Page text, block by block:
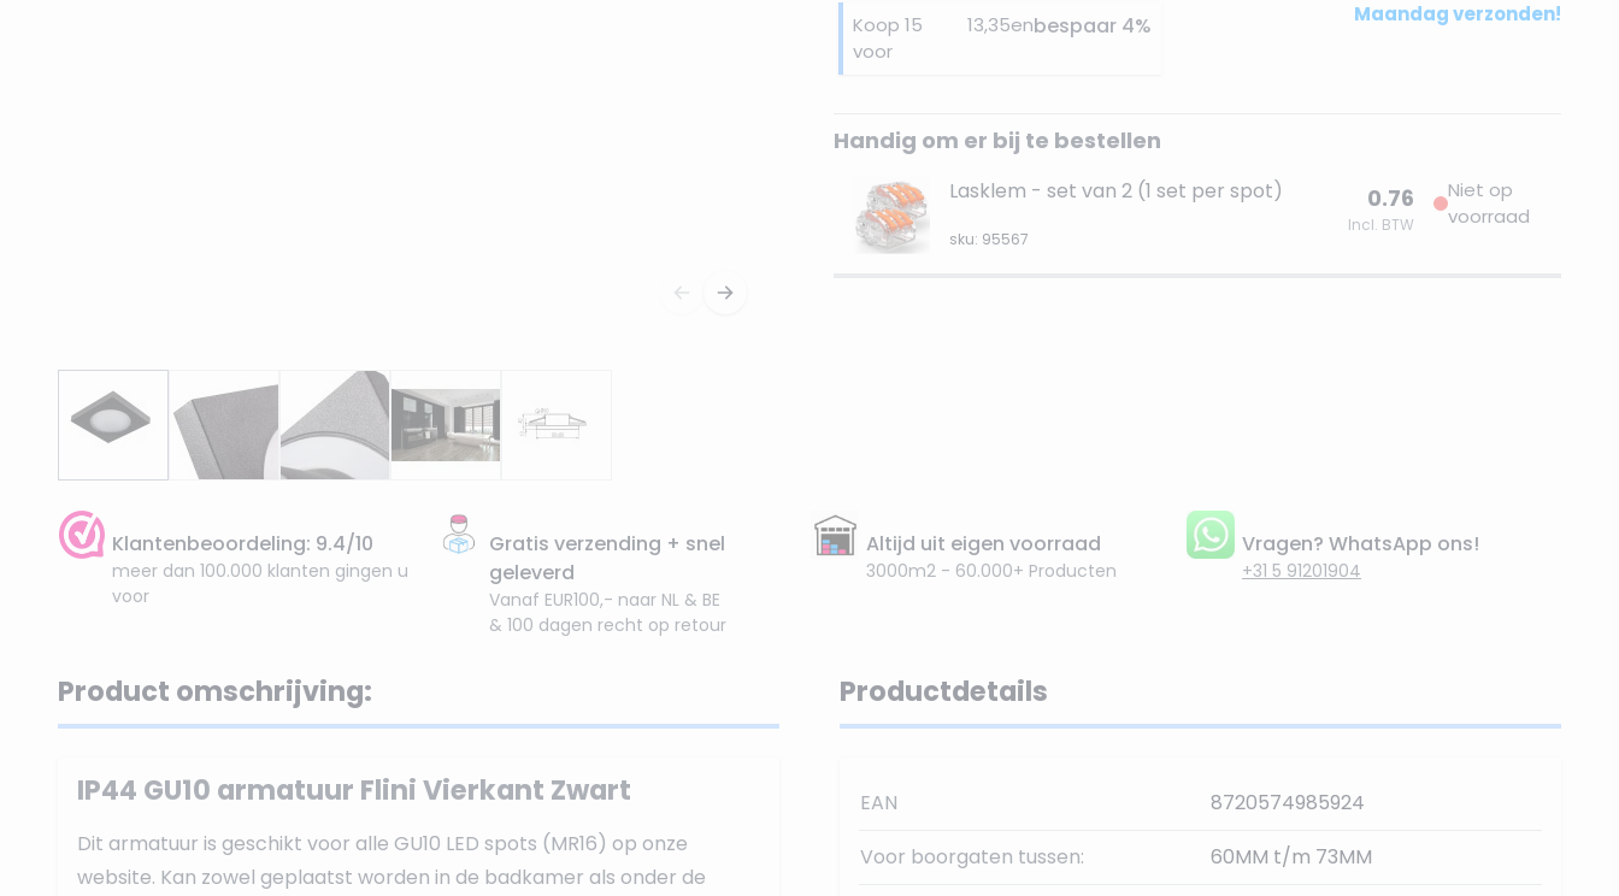
Koop 15
voor
13,35enbespaar4%
Maandag verzonden!
Handig om er bij te bestellen
Lasklem - set van 2 (1 set per spot)
sku: 95567
0.76
Incl. BTW
Niet op
voorraad
Klantenbeoordeling: 9.4/10
meer dan 100.000 klanten gingen u
voor
Gratis verzending + snel
geleverd
Vanaf EUR100,- naar NL & BE
& 100 dagen recht op retour
Altijd uit eigen voorraad
3000m2 - 60.000+ Producten
Vragen? WhatsApp ons!
+31 5 91201904
Product omschrijving:
IP44 GU10 armatuur Flini Vierkant Zwart
Dit armatuur is geschikt voor alle GU10 LED spots (MR16) op onze
website. Kan zowel geplaatst worden in de badkamer als onder de
Productdetails
EAN
8720574985924
Voor boorgaten tussen:
60MM t/m 73MM